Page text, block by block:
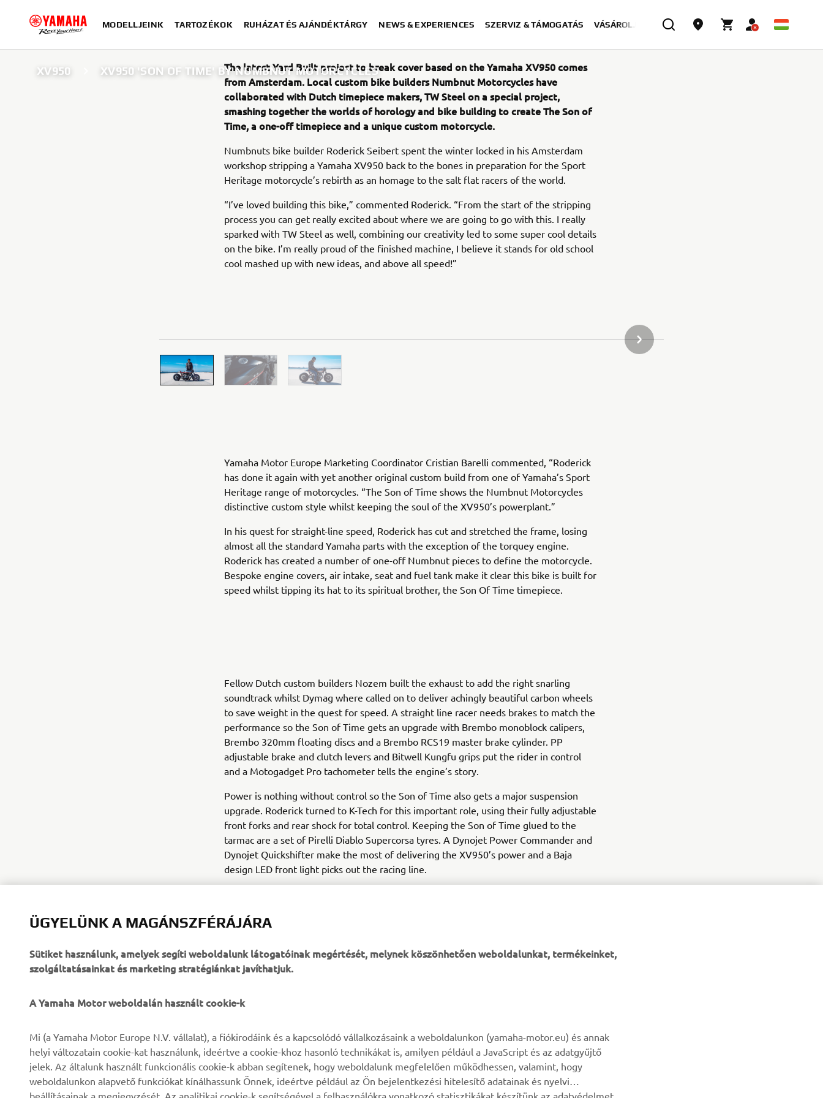
MODELLJEINK TARTOZÉKOK RUHÁZAT ÉS AJÁNDÉKTÁRGY NEWS & EXPERIENCES SZERVIZ & TÁMOGATÁS VÁSÁROLJON MOST
XV950 XV950 'SON OF TIME' BY NUMBNUT MOTORCYCLES
The latest Yard Built project to break cover based on the Yamaha XV950 comes
from Amsterdam. Local custom bike builders Numbnut Motorcycles have
collaborated with Dutch timepiece makers, TW Steel on a special project,
smashing together the worlds of horology and bike building to create The Son of
Time, a one-off timepiece and a unique custom motorcycle.
Numbnuts bike builder Roderick Seibert spent the winter locked in his Amsterdam
workshop stripping a Yamaha XV950 back to the bones in preparation for the Sport
Heritage motorcycle’s rebirth as an homage to the salt flat racers of the world.
“I’ve loved building this bike,” commented Roderick. “From the start of the stripping
process you can get really excited about where we are going to go with this. I really
sparked with TW Steel as well, combining our creativity led to some super cool details
on the bike. I’m really proud of the finished machine, I believe it stands for old school
cool mashed up with new ideas, and above all speed!”
KÖVETKEZŐ GALÉRIAELEM
Yamaha Motor Europe Marketing Coordinator Cristian Barelli commented, “Roderick
has done it again with yet another original custom build from one of Yamaha’s Sport
Heritage range of motorcycles. “The Son of Time shows the Numbnut Motorcycles
distinctive custom style whilst keeping the soul of the XV950’s powerplant.”
In his quest for straight-line speed, Roderick has cut and stretched the frame, losing
almost all the standard Yamaha parts with the exception of the torquey engine.
Roderick has created a number of one-off Numbnut pieces to define the motorcycle.
Bespoke engine covers, air intake, seat and fuel tank make it clear this bike is built for
speed whilst tipping its hat to its spiritual brother, the Son Of Time timepiece.
Fellow Dutch custom builders Nozem built the exhaust to add the right snarling
soundtrack whilst Dymag where called on to deliver achingly beautiful carbon wheels
to save weight in the quest for speed. A straight line racer needs brakes to match the
performance so the Son of Time gets an upgrade with Brembo monoblock calipers,
Brembo 320mm floating discs and a Brembo RCS19 master brake cylinder. PP
adjustable brake and clutch levers and Bitwell Kungfu grips put the rider in control
and a Motogadget Pro tachometer tells the engine’s story.
Power is nothing without control so the Son of Time also gets a major suspension
upgrade. Roderick turned to K-Tech for this important role, using their fully adjustable
front forks and rear shock for total control. Keeping the Son of Time glued to the
tarmac are a set of Pirelli Diablo Supercorsa tyres. A Dynojet Power Commander and
Dynojet Quickshifter make the most of delivering the XV950’s power and a Baja
design LED front light picks out the racing line.
Rólunk
Hírek és Promóciók
eBike rendszerek
MyYamaha
Yamaha Music
Alkatrész katalógus
Karbantartásra vonatkozó
Legyél az elsők között, aki a legújabb ajánlatokról, különleges
eseményekről, újdonságokról stb. értesül.
ÜGYELÜNK A MAGÁNSZFÉRÁJÁRA
Sütiket használunk, amelyek segíti weboldalunk látogatóinak megértését, melynek köszönhetően weboldalunkat, termékeinket,
szolgáltatásainkat és marketing stratégiánkat javíthatjuk.
A Yamaha Motor weboldalán használt cookie-k
helyi változatain cookie-kat használunk, ideértve a cookie-khoz hasonló technikákat is, amilyen például a JavaScript és az adatgyűjtő
jelek. Az általunk használt funkcionális cookie-k abban segítenek, hogy weboldalunk megfelelően működhessen, valamint, hogy
weboldalunkon alapvető funkciókat kínálhassunk Önnek, ideértve például az Ön bejelentkezési hitelesítő adatainak és nyelvi
beállításainak a megjegyzését. Az analitikai cookie-k segítségével a felhasználókra vonatkozó statisztikákat készítünk az adatvédelmet